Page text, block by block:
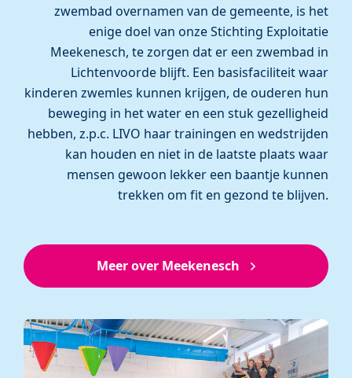
zwembad overnamen van de gemeente, is het
enige doel van onze Stichting Exploitatie
Meekenesch, te zorgen dat er een zwembad in
Lichtenvoorde blijft. Een basisfaciliteit waar
kinderen zwemles kunnen krijgen, de ouderen hun
beweging in het water en een stuk gezelligheid
hebben, z.p.c. LIVO haar trainingen en wedstrijden
kan houden en niet in de laatste plaats waar
mensen gewoon lekker een baantje kunnen
trekken om fit en gezond te blijven.
Meer over Meekenesch